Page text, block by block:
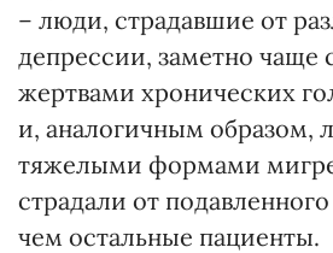
– люди, страдавшие от
депрессии, заметно чаще
жертвами хронических
и, аналогичным образом,
тяжелыми формами
страдали от
чем остальные пациенты.